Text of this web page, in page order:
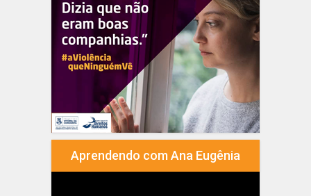
Aprendendo com Ana Eugênia